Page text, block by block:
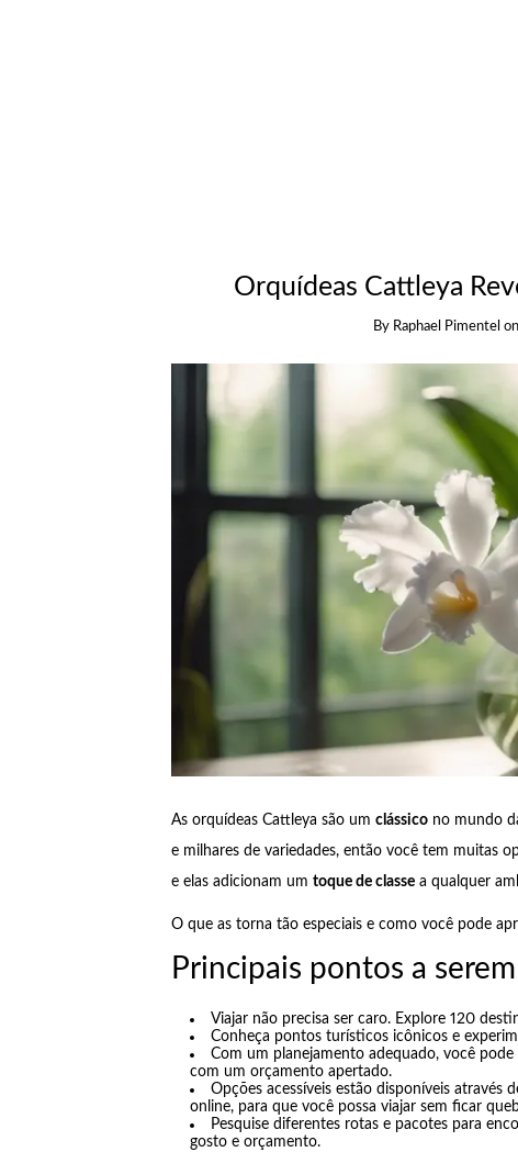
Orquídeas Cattleya
By Raphael Pimentel
As orquídeas Cattleya são um clássicono mundo
e milhares de variedades, então você tem muitas
e elas adicionam um toque de classea qualquer
O que as torna tão especiais e como você pode
Principais pontos a
Viajar não precisa ser caro. Explore 120
Conheça pontos turísticos icônicos e
Com um planejamento adequado, você
com um orçamento apertado.
Opções acessíveis estão disponíveis através
online, para que você possa viajar sem ficar
Pesquise diferentes rotas e pacotes para
gosto e orçamento.